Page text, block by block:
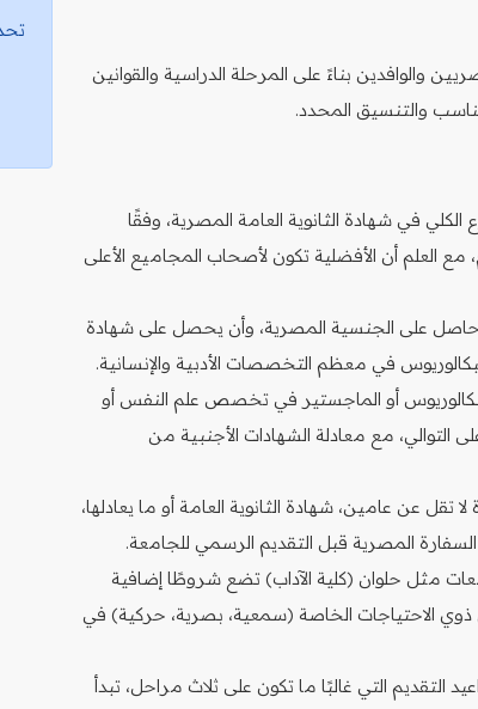
بناءً على المرحلة الدراسية والقوانين
والتنسيق المحدد.
الكلي في شهادة الثانوية العامة المصرية، وفقًا
العلم أن الأفضلية تكون لأصحاب المجاميع الأعلى
على الجنسية المصرية، وأن يحصل على شهادة
أو الماجستير في تخصص علم النفس أو
التوالي، مع معادلة الشهادات الأجنبية من
عن عامين، شهادة الثانوية العامة أو ما يعادلها،
المصرية قبل التقديم الرسمي للجامعة.
مثل حلوان (كلية الآداب) تضع شروطًا إضافية
ذوي الاحتياجات الخاصة (سمعية، بصرية، حركية) في
التقديم التي غالبًا ما تكون على ثلاث مراحل، تبدأ